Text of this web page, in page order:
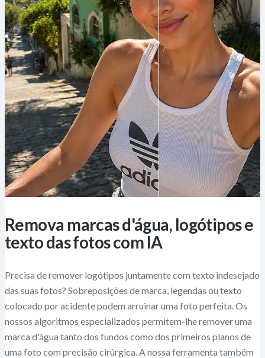
Remova marcas d'água, logótipos e
texto das fotos com IA
Precisa de remover logótipos juntamente com texto indesejado
das suas fotos? Sobreposições de marca, legendas ou texto
colocado por acidente podem arruinar uma foto perfeita. Os
nossos algoritmos especializados permitem-lhe remover uma
marca d'água tanto dos fundos como dos primeiros planos de
uma foto com precisão cirúrgica. A nossa ferramenta também